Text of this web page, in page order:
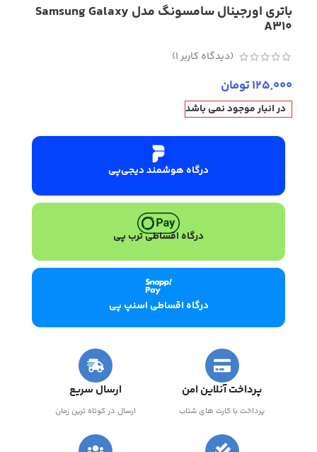
باتری اورجینال سامسونگ مدل Samsung Galaxy
A310
(دیدگاه کاربر1
)
125,000تومان
در انبار موجود نمی باشد
درگاه هوشمند دیجی‌پی
درگاه اقساطی ترب پی
درگاه اقساطی اسنپ پی
پرداخت آنلاین امن
پرداخت با کارت های شتاب
ارسال سریع
ارسال در کوتاه ترین زمان